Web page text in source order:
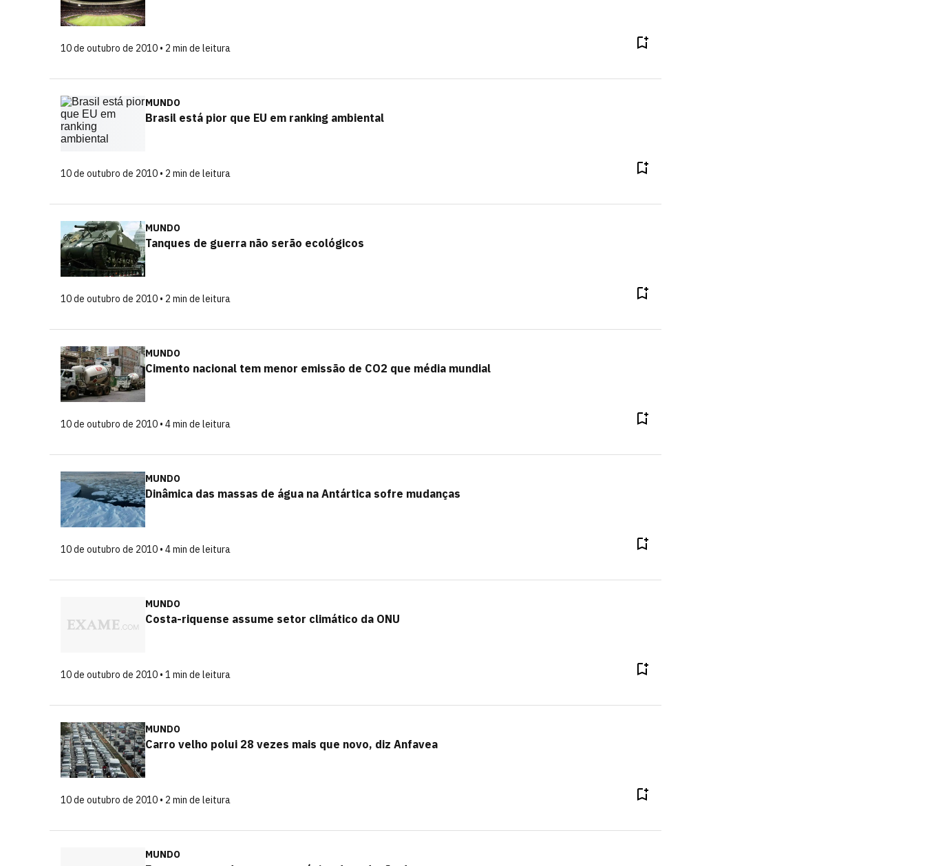
10 de outubro de 2010 • 2 min de leitura
MUNDO
Brasil está pior que EU em ranking ambiental
10 de outubro de 2010 • 2 min de leitura
MUNDO
Tanques de guerra não serão ecológicos
10 de outubro de 2010 • 2 min de leitura
MUNDO
Cimento nacional tem menor emissão de CO2 que média mundial
10 de outubro de 2010 • 4 min de leitura
MUNDO
Dinâmica das massas de água na Antártica sofre mudanças
10 de outubro de 2010 • 4 min de leitura
MUNDO
Costa-riquense assume setor climático da ONU
10 de outubro de 2010 • 1 min de leitura
MUNDO
Carro velho polui 28 vezes mais que novo, diz Anfavea
10 de outubro de 2010 • 2 min de leitura
MUNDO